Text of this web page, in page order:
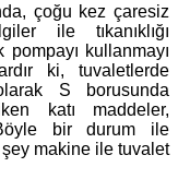
çoğu kez çaresiz
ile tıkanıklığı
kullanmayı
ki, tuvaletlerde
S borusunda
katı maddeler,
bir durum ile
şey makine ile tuvalet